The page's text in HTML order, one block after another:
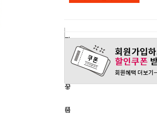
구
하
기
장
구
니
관
상
품